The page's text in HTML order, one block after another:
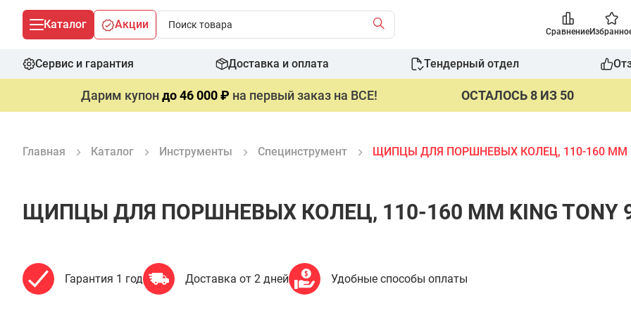
Каталог Акции
Сравнение
Сервис и гарантия Доставка и оплата Тендерный отдел
Дарим купондо 46 000 ₽ на первый заказ на ВСЕ! ОСТАЛОСЬ 8 ИЗ 50
Главная Каталог Инструменты Специнструмент ЩИПЦЫ ДЛЯ ПОРШНЕВЫХ КОЛЕЦ, 110-160 ММ
ЩИПЦЫ ДЛЯ ПОРШНЕВЫХ КОЛЕЦ, 110-160 ММ KING TONY
Гарантия 1 год Доставка от 2 дней Удобные способы оплаты